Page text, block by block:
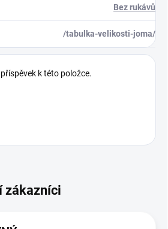
Bez rukávů
/tabulka-velikosti-joma/
k této položce.